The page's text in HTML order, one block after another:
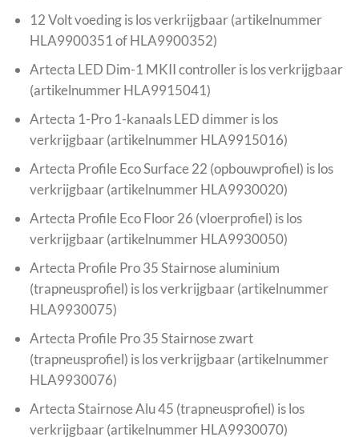
12 Volt voeding is los verkrijgbaar (artikelnummer
HLA9900351 of HLA9900352)
Artecta LED Dim-1 MKII controller is los verkrijgbaar
(artikelnummer HLA9915041)
Artecta 1-Pro 1-kanaals LED dimmer is los
verkrijgbaar (artikelnummer HLA9915016)
Artecta Profile Eco Surface 22 (opbouwprofiel) is los
verkrijgbaar (artikelnummer HLA9930020)
Artecta Profile Eco Floor 26 (vloerprofiel) is los
verkrijgbaar (artikelnummer HLA9930050)
Artecta Profile Pro 35 Stairnose aluminium
(trapneusprofiel) is los verkrijgbaar (artikelnummer
HLA9930075)
Artecta Profile Pro 35 Stairnose zwart
(trapneusprofiel) is los verkrijgbaar (artikelnummer
HLA9930076)
Artecta Stairnose Alu 45 (trapneusprofiel) is los
verkrijgbaar (artikelnummer HLA9930070)